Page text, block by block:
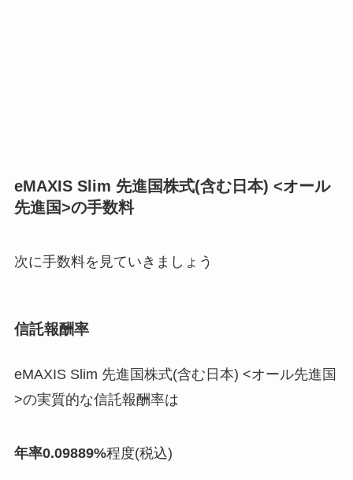
eMAXIS Slim 先進国株式(含む日本) <オール
先進国>の手数料
次に手数料を見ていきましょう
信託報酬率
eMAXIS Slim 先進国株式(含む日本) <オール先進国
>の実質的な信託報酬率は
年率0.09889%程度(税込)